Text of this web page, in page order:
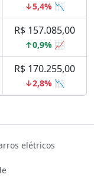
↓5,4% 📉
R$ 157.085,00
↑0,9% 📈
R$ 170.255,00
↓2,8% 📉
elétricos